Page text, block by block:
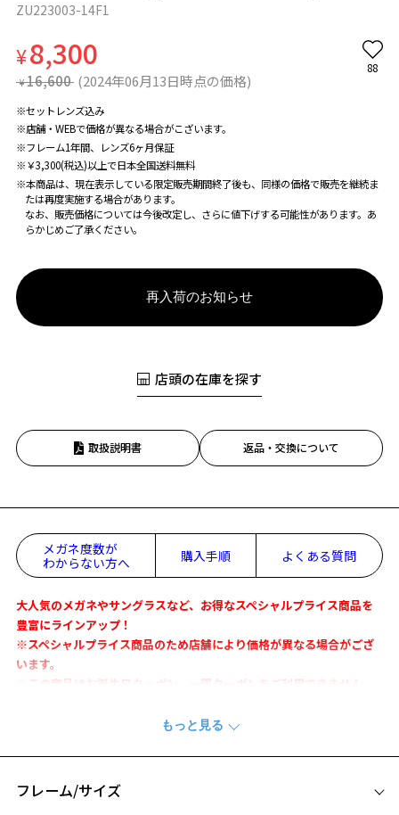
ZU223003-14F1
¥8,300
¥ 16,600 (2024年06月13日時点の価格)
88
※セットレンズ込み
※店舗・WEBで価格が異なる場合がこざいます。
※フレーム1年間、レンズ6ヶ月保証
※￥3,300(税込)以上で日本全国送料無料
※本商品は、現在表示している限定販売期間終了後も、同様の価格で販売を継続ま
たは再度実施する場合があります。
なお、販売価格については今後改定し、さらに値下げする可能性があります。あ
らかじめご了承ください。
再入荷のお知らせ
店頭の在庫を探す
取扱説明書 返品・交換について
メガネ度数が
わからない方へ
購入手順 よくある質問
大人気のメガネやサングラスなど、お得なスペシャルプライス商品を
豊富にラインアップ！
※スペシャルプライス商品のため店舗により価格が異なる場合がござ
います。
※この商品はお誕生日クーポン、一部クーポンをご利用できません。
日本製ならではの優れた技術・品質・素材を凝縮したコレクション。
ブリッジやテンプルには伝統的な模様の彫金を施し、素材の質感と相
まって繊細で上品な雰囲気に。
フレーム/サイズ